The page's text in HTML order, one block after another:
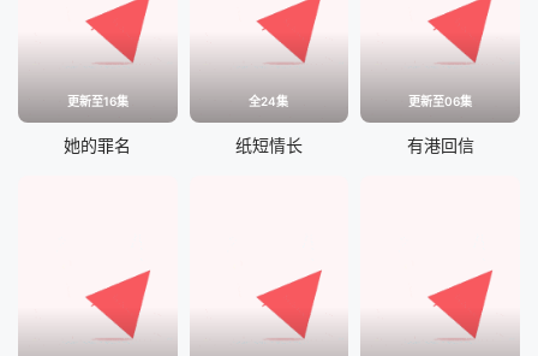
更新至16集
她的罪名
全24集
纸短情长
更新至06集
有港回信